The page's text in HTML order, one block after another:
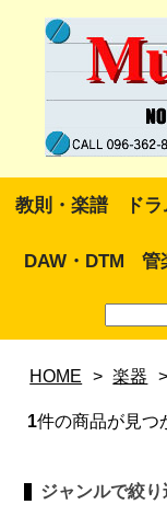
教則・楽譜 ド
DAW・DTM 管
HOME > 楽器 >
1件の商品が見つ
ジャンルで絞り